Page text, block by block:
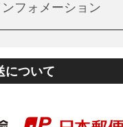
フォメーション
について